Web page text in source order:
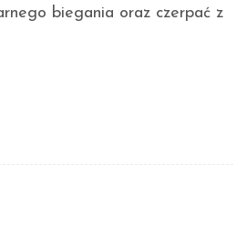
biegania oraz czerpać z